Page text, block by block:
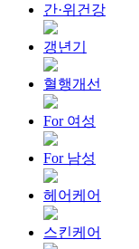
간·위건강
갱년기
혈행개선
For 여성
For 남성
헤어케어
스킨케어